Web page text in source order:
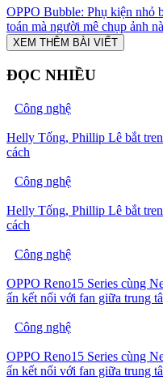
OPPO Bubble: Phụ kiện nhỏ
toán mà người mê chụp ảnh
XEM THÊM BÀI VIẾT
ĐỌC NHIỀU
Công nghệ
Helly Tống, Phillip Lê bắt
cách
Công nghệ
Helly Tống, Phillip Lê bắt
cách
Công nghệ
OPPO Reno15 Series cùng
ấn kết nối với fan giữa trung
Công nghệ
OPPO Reno15 Series cùng
ấn kết nối với fan giữa trung